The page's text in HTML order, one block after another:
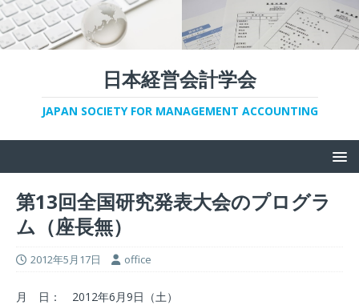
日本経営会計学会
JAPAN SOCIETY FOR MANAGEMENT ACCOUNTING
第13回全国研究発表大会のプログラ
ム（座長無）
2012年5月17日 office
月 日： 2012年6月9日（土）